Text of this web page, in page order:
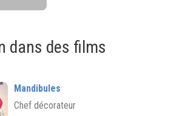
dans des films
Mandibules
Chef décorateur